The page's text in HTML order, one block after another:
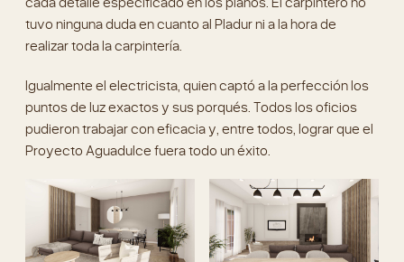
Igualmente el electricista, quien captó a la perfección los
puntos de luz exactos y sus porqués. Todos los oficios
pudieron trabajar con eficacia y, entre todos, lograr que el
Proyecto Aguadulce fuera todo un éxito.